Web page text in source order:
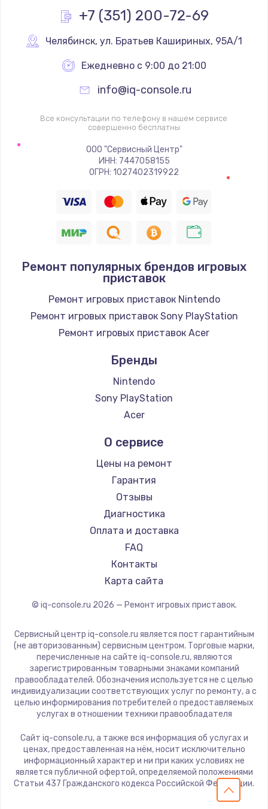
Заказать
Замена реле
700 руб.
Заказать
Замена ТЭНа
Заказать
Замена шнура
Заказать
Замена / ремонт электронного модуля
управления
600 руб.
Заказать
Замена конфорки
1100 руб.
Заказать
Замена платы сенсора
900 руб.
Заказать
Замена регулятора режимов конфорки
900 руб.
Заказать
Замена сенсорного датчика
1300 руб.
Замена сигнальной лампы
1200 руб.
Заказать
Замена системной платы
Заказать
Замена температурного датчика
+7 (351) 200-72-69
Челябинск, ул. Братьев Кашириных, 95А/1
Ежедневно с 9:00 до 21:00
info@iq-console.ru
Все консультации по телефону в нашем сервисе
совершенно бесплатны
ООО "Сервисный Центр"
ИНН: 7447058155
ОГРН: 1027402319922
Ремонт популярных брендов игровых
приставок
Ремонт игровых приставок Nintendo
Ремонт игровых приставок Sony PlayStation
Ремонт игровых приставок Acer
Бренды
Nintendo
Sony PlayStation
Acer
О сервисе
Цены на ремонт
Гарантия
Отзывы
Диагностика
Оплата и доставка
FAQ
Контакты
Карта сайта
© iq-console.ru 2026 — Ремонт игровых приставок.
Сервисный центр iq-console.ru является пост гарантийным
(не авторизованным) сервисным центром. Торговые марки,
перечисленные на сайте iq-console.ru, являются
зарегистрированным товарными знаками компаний
правообладателей. Обозначения используется не с целью
индивидуализации соответствующих услуг по ремонту, а с
целью информирования потребителей о предоставляемых
услугах в отношении техники правообладателя
Сайт iq-console.ru, а также вся информация об услугах и
ценах, предоставленная на нём, носит исключительно
информационный характер и ни при каких условиях не
является публичной офертой, определяемой положениями
Статьи 437 Гражданского кодекса Российской Федерации.